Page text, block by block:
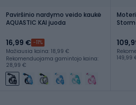
Paviršinio nardymo veido kaukė
AQUASTIC KAI juoda
16,99 € -11%
Mažiausia kaina: 18,99 €
Rekomenduojama gamintojo kaina:
28,99 €
149,99